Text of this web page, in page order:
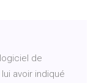
de
avoir indiqué